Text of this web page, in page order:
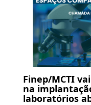
Finep/MCTI
na
laboratórios